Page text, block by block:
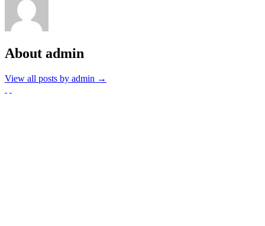
About admin
View all posts by admin →